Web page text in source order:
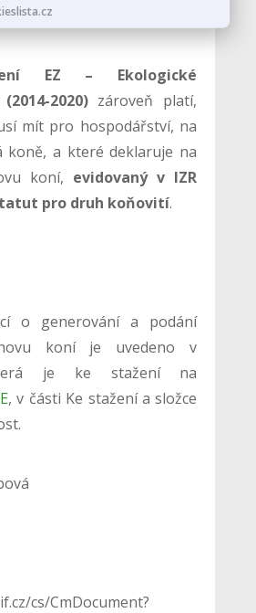
EZ – Ekologické
2020)zároveň platí,
mít pro hospodářství, na
koně, a které deklaruje na
koní, evidovaný v IZR
pro druh koňovití.
o generování a podání
koní je uvedeno v
je ke stažení na
, v části Ke stažení a složce
cs/CmDocument?